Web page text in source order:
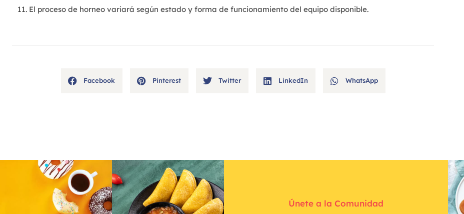
El proceso de horneo variará según estado y forma de funcionamiento del equipo disponible.
Facebook Pinterest Twitter LinkedIn WhatsApp
Únete a la Comunidad